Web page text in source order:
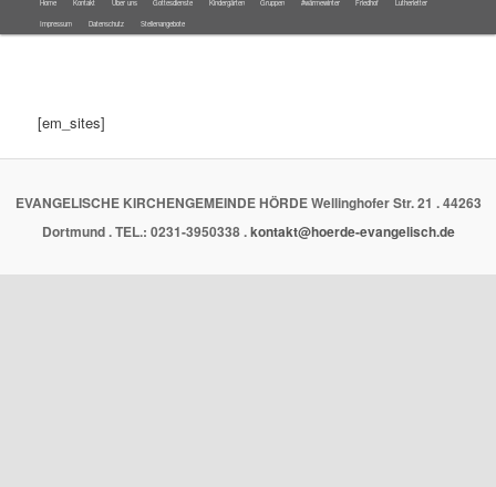
wechseln
Home Kontakt Über uns Gottesdienste Kindergärten Gruppen #wärmewinter Friedhof Lutherletter
Impressum Datenschutz Stellenangebote
[em_sites]
EVANGELISCHE KIRCHENGEMEINDE HÖRDE Wellinghofer Str. 21 . 44263
Dortmund . TEL.: 0231-3950338 .kontakt@hoerde-evangelisch.de